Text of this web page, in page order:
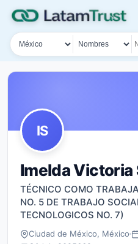
País
Tipo de búsqueda
Nombre o documento
IS
Imelda Victoria
TÉCNICO COMO
NO. 5 DE TRABAJO
TECNOLOGICOS NO. 7)
Ciudad de México, México